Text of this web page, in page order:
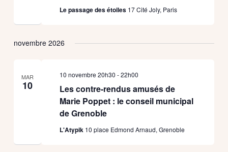
Le passage des étoiles 17 Cité Joly, Paris
novembre 2026
MAR
10
Les contre-rendus amusés de
Marie Poppet : le conseil municipal
de Grenoble
10 novembre 20h30 -22h00
L'Atypik 10 place Edmond Arnaud, Grenoble